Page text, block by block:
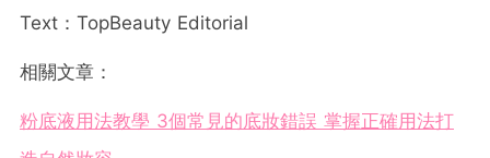
Text：TopBeauty Editorial
相關文章：
粉底液用法教學 3個常見的底妝錯誤 掌握正確用法打